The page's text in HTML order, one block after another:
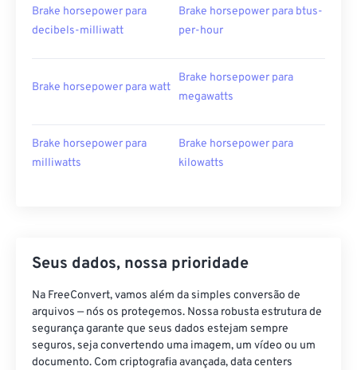
Brake horsepower para
decibels-milliwatt
Brake horsepower para btus-
per-hour
Brake horsepower para watt
Brake horsepower para
megawatts
Brake horsepower para
milliwatts
Brake horsepower para
kilowatts
Seus dados, nossa prioridade
Na FreeConvert, vamos além da simples conversão de
arquivos — nós os protegemos. Nossa robusta estrutura de
segurança garante que seus dados estejam sempre
seguros, seja convertendo uma imagem, um vídeo ou um
documento. Com criptografia avançada, data centers